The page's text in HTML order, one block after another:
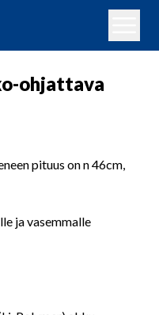
ohjattava
pituus on n 46cm,
ja vasemmalle